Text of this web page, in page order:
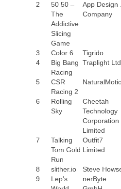
2
50 50 –
The
Addictive
Slicing
Game
App Design .
Company
3 Color 6 Tigrido
4
Big Bang
Racing
Traplight
5
CSR
Racing 2
6
Rolling
Sky
Cheetah
Technology
Corporation
Limited
7
Talking
Tom Gold
Run
Outfit7
Limited
8 slither.io Steve
9
Lep’s
nerByte